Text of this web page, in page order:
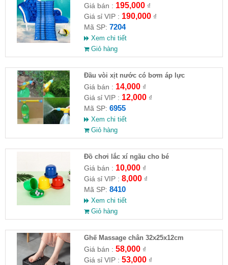
Giá bán : 195,000₫
Giá sỉ VIP : 190,000₫
Mã SP: 7204
Xem chi tiết
Giỏ hàng
Đầu vòi xịt nước có bơm áp lực
Giá bán : 14,000₫
Giá sỉ VIP : 12,000₫
Mã SP: 6955
Xem chi tiết
Giỏ hàng
Đồ chơi lắc xí ngầu cho bé
Giá bán : 10,000₫
Giá sỉ VIP : 8,000₫
Mã SP: 8410
Xem chi tiết
Giỏ hàng
Ghế Massage chân 32x25x12cm
Giá bán : 58,000₫
Giá sỉ VIP : 53,000₫